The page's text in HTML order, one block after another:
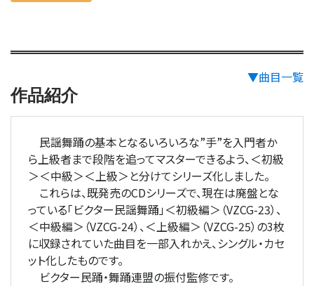
▼曲目一覧
作品紹介
民謡舞踊の基本となるいろいろな”手”を入門者か
ら上級者まで段階を追ってマスターできるよう、＜初級
＞＜中級＞＜上級＞と分けてシリーズ化しました。
これらは、既発売のCDシリーズで、現在は廃盤とな
っている「ビクター民謡舞踊」＜初級編＞（VZCG-23）、
＜中級編＞（VZCG-24）、＜上級編＞（VZCG-25）の3枚
に収録されていた曲目を一部入れかえ、シングル・カセ
ット化したものです。
ビクター民踊・舞踊連盟の振付監修です。